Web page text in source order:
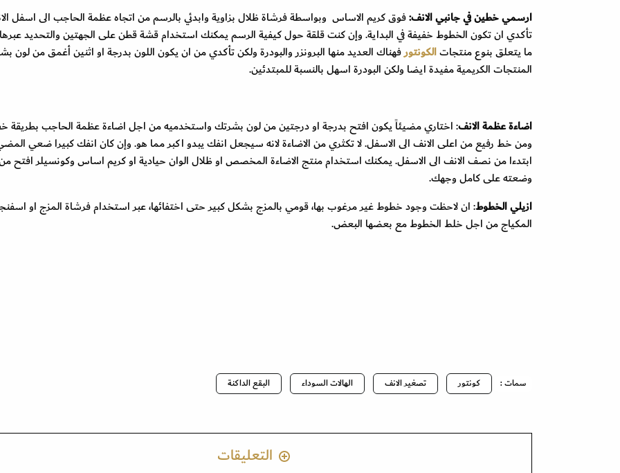
ارسمي خطين في جانبي الانف:فوق كريم الاساس وبواسطة فرشاة ظلال بزاوية وابدئي بالرسم من اتجاه عظمة الحاجب الى اسفل
تأكدي ان تكون الخطوط خفيفة في البداية. وإن كنت قلقة حول كيفية الرسم يمكنك استخدام قشة قطن على الجهتين والتحديد
ما يتعلق بنوع منتجاتالكونتورفهناك العديد منها البرونزر والبودرة ولكن تأكدي من ان يكون اللون بدرجة او اثنين أغمق من لون
المنتجات الكريمية مفيدة ايضا ولكن البودرة اسهل بالنسبة للمبتدئين.
اضاءة عظمة الانف: اختاري مضيئاً يكون افتح بدرجة او درجتين من لون بشرتك واستخدميه من اجل اضاءة عظمة الحاجب بطريقة
ومن خط رفيع من اعلى الانف الى الاسفل. لا تكثري من الاضاءة لانه سيجعل انفك يبدو اكبر مما هو. وإن كان انفك كبيرا ضعي
ابتدءا من نصف الانف الى الاسفل. يمكنك استخدام منتج الاضاءة المخصص او ظلال الوان حيادية او كريم اساس وكونسيلر افتح
وضعته على كامل وجهك.
ازيلي الخطوط: ان لاحظت وجود خطوط غير مرغوب بها، قومي بالمزج بشكل كبير حتى اختفائها، عبر استخدام فرشاة المزج او
المكياج من اجل خلط الخطوط مع بعضها البعض.
سمات : كونتور تصغير الانف الهالات السوداء البقع الداكنة
التعليقات